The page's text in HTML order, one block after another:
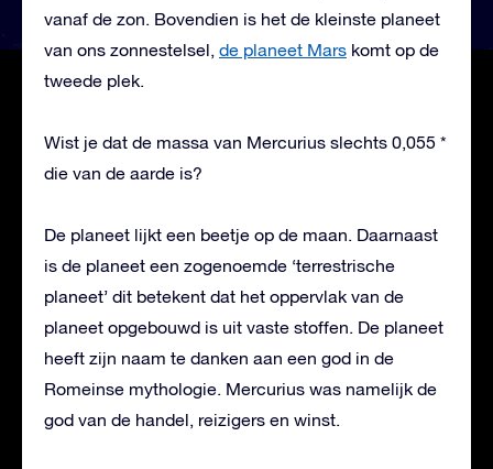
vanaf de zon. Bovendien is het de kleinste planeet
van ons zonnestelsel, de planeet Mars komt op de
tweede plek.
Wist je dat de massa van Mercurius slechts 0,055 *
die van de aarde is?
De planeet lijkt een beetje op de maan. Daarnaast
is de planeet een zogenoemde ‘terrestrische
planeet’ dit betekent dat het oppervlak van de
planeet opgebouwd is uit vaste stoffen. De planeet
heeft zijn naam te danken aan een god in de
Romeinse mythologie. Mercurius was namelijk de
god van de handel, reizigers en winst.